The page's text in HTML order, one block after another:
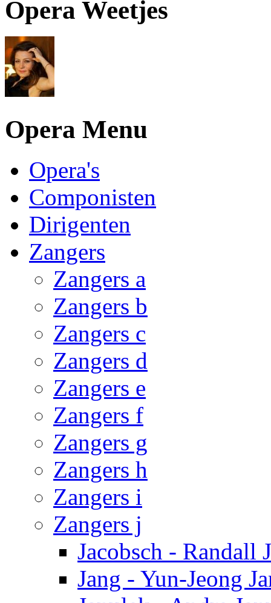
Opera Weetjes
Opera Menu
Opera's
Componisten
Dirigenten
Zangers
Zangers a
Zangers b
Zangers c
Zangers d
Zangers e
Zangers f
Zangers g
Zangers h
Zangers i
Zangers j
Jacobsch - Randall
Jang - Yun-Jeong